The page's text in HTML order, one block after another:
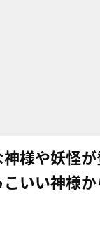
様や妖怪
こいい神様